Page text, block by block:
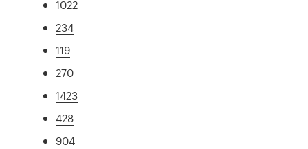
1022
234
119
270
1423
428
904